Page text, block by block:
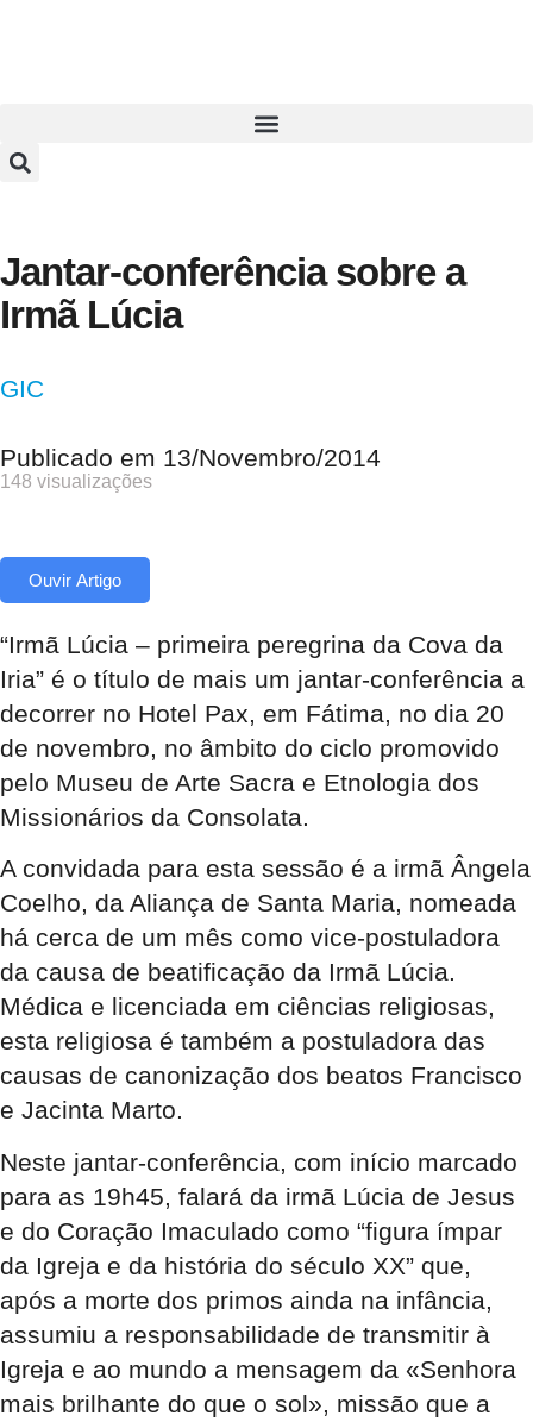
Jantar-conferência sobre a
Irmã Lúcia
GIC
Publicado em 13/Novembro/2014
148 visualizações
Ouvir Artigo
“Irmã Lúcia – primeira peregrina da Cova da
Iria” é o título de mais um jantar-conferência a
decorrer no Hotel Pax, em Fátima, no dia 20
de novembro, no âmbito do ciclo promovido
pelo Museu de Arte Sacra e Etnologia dos
Missionários da Consolata.
A convidada para esta sessão é a irmã Ângela
Coelho, da Aliança de Santa Maria, nomeada
há cerca de um mês como vice-postuladora
da causa de beatificação da Irmã Lúcia.
Médica e licenciada em ciências religiosas,
esta religiosa é também a postuladora das
causas de canonização dos beatos Francisco
e Jacinta Marto.
Neste jantar-conferência, com início marcado
para as 19h45, falará da irmã Lúcia de Jesus
e do Coração Imaculado como “figura ímpar
da Igreja e da história do século XX” que,
após a morte dos primos ainda na infância,
assumiu a responsabilidade de transmitir à
Igreja e ao mundo a mensagem da «Senhora
mais brilhante do que o sol», missão que a